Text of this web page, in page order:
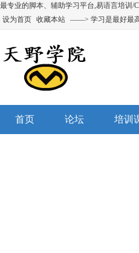
最专业的脚本、辅助学习平台,易语言培训/
设为首页 收藏本站 ——> 学习是最好最
首页 论坛 培训